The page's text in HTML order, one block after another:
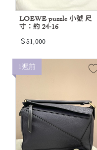
LOEWE puzzle 小號 尺
寸：約 24‑16
＄51,000
1週前